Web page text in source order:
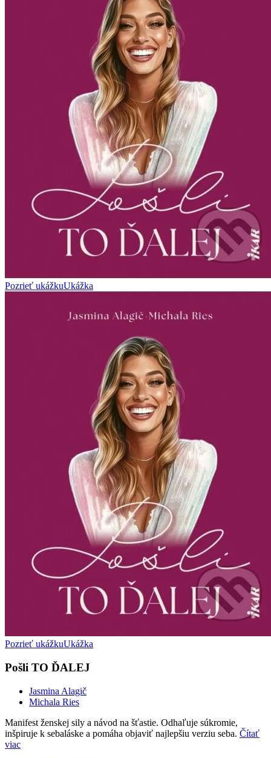
Pozrieť ukážkuUkážka
Pozrieť ukážkuUkážka
Pošli TO ĎALEJ
Jasmina Alagič
Michala Ries
Manifest ženskej sily a návod na šťastie. Odhaľuje súkromie,
inšpiruje k sebaláske a pomáha objaviť najlepšiu verziu seba. Čítať
viac